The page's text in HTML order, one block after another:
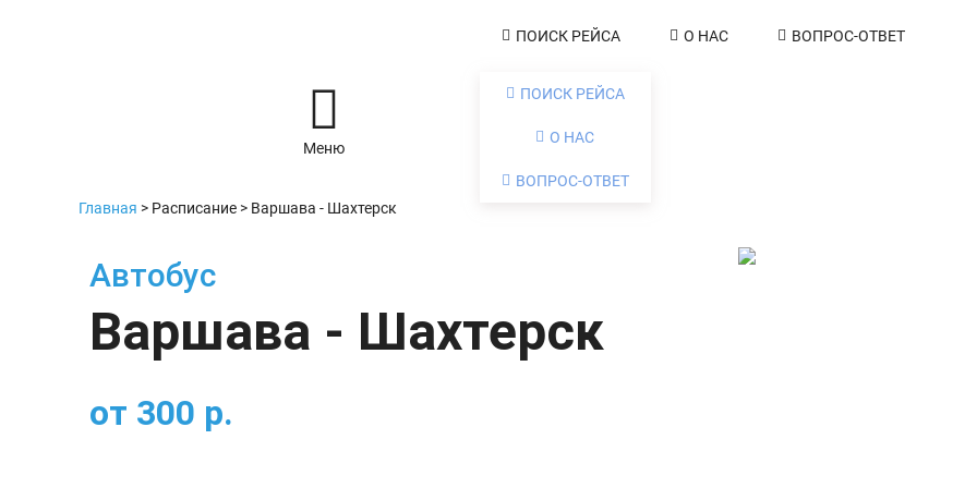
ПОИСК РЕЙСА О НАС ВОПРОС-ОТВЕТ
ПОИСК РЕЙСА
О НАС
ВОПРОС-ОТВЕТ
Меню
Главная > Расписание > Варшава - Шахтерск
Автобус
Варшава - Шахтерск
от 300 р.